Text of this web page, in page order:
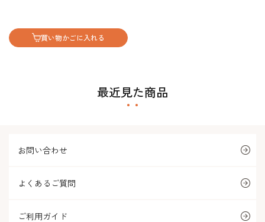
買い物かごに入れる
最近見た商品
お問い合わせ
よくあるご質問
ご利用ガイド